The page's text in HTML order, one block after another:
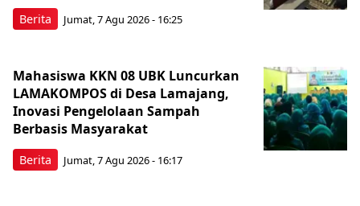
Berita Jumat, 7 Agu 2026 - 16:25
Berita
Mahasiswa KKN 08 UBK Luncurkan
LAMAKOMPOS di Desa Lamajang,
Inovasi Pengelolaan Sampah
Berbasis Masyarakat
Jumat, 7 Agu 2026 - 16:17